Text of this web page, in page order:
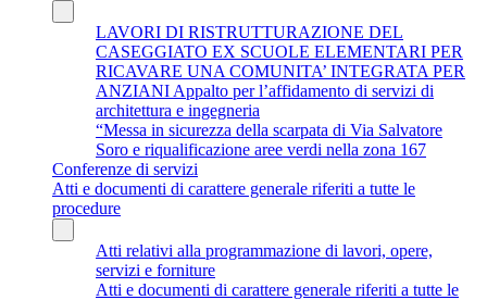
LAVORI DI RISTRUTTURAZIONE DEL
CASEGGIATO EX SCUOLE ELEMENTARI PER
RICAVARE UNA COMUNITA’ INTEGRATA PER
ANZIANI Appalto per l’affidamento di servizi di
architettura e ingegneria
“Messa in sicurezza della scarpata di Via Salvatore
Soro e riqualificazione aree verdi nella zona 167
Conferenze di servizi
Atti e documenti di carattere generale riferiti a tutte le
procedure
Atti relativi alla programmazione di lavori, opere,
servizi e forniture
Atti e documenti di carattere generale riferiti a tutte le